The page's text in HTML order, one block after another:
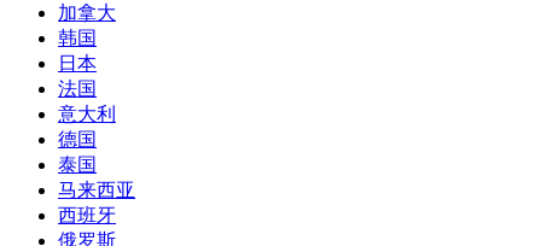
加拿大
韩国
日本
法国
意大利
德国
泰国
马来西亚
西班牙
俄罗斯